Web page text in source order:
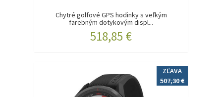
Chytré golfové GPS hodinky s veľkým
farebným dotykovým displ...
518,85 €
ZĽAVA
507,30 €